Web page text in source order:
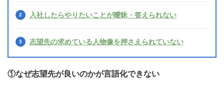
入社したらやりたいことが曖昧・答えられない
志望先の求めている人物像を押さえられていない
①なぜ志望先が良いのかが言語化できない